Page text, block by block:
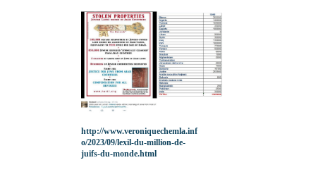
http://www.veroniquechemla.inf
o/2023/09/lexil-du-million-de-
juifs-du-monde.html